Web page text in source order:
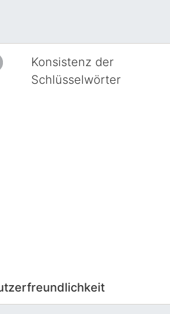
Konsistenz der
Schlüsselwörter